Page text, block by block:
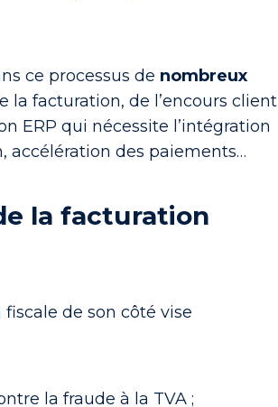
ce processus de nombreux
la facturation, de l’encours client
ERP qui nécessite l’intégration
accélération des paiements…
la facturation
de son côté vise
la fraude à la TVA ;